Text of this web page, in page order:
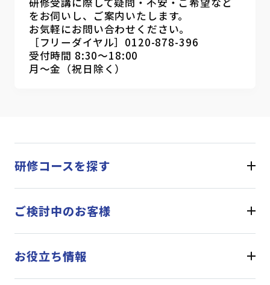
をお伺いし、ご案内いたします。
お気軽にお問い合わせください。
［フリーダイヤル］0120-878-396
受付時間 8:30～18:00
月～金（祝日除く）
研修コースを探す
ご検討中のお客様
お役立ち情報